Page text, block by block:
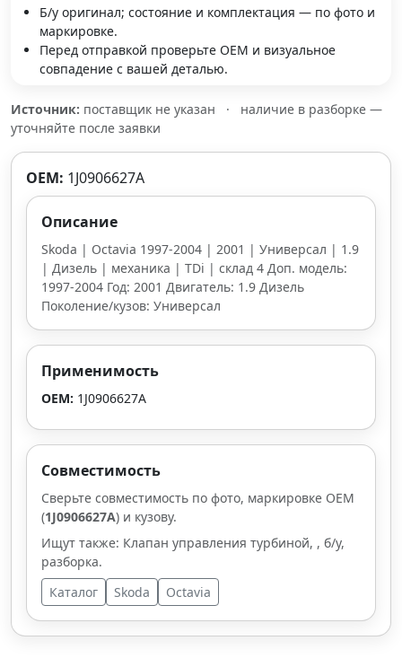
Б/у оригинал; состояние и комплектация — по фото и
маркировке.
Перед отправкой проверьте OEM и визуальное
совпадение с вашей деталью.
Источник: поставщик не указан ·
наличие в разборке —
уточняйте после заявки
OEM: 1J0906627A
Описание
Skoda | Octavia 1997-2004 | 2001 | Универсал | 1.9
| Дизель | механика | TDi | склад 4 Доп. модель:
1997-2004 Год: 2001 Двигатель: 1.9 Дизель
Поколение/кузов: Универсал
Применимость
OEM: 1J0906627A
Совместимость
Сверьте совместимость по фото, маркировке OEM
(1J0906627A) и кузову.
Ищут также: Клапан управления турбиной, , б/у,
разборка.
Каталог
Skoda Octavia